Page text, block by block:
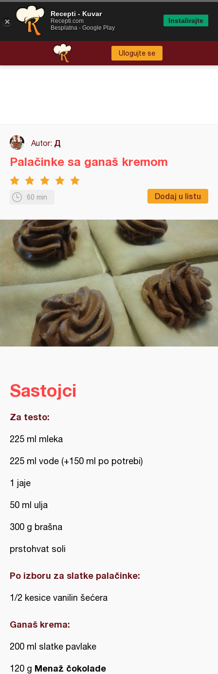
Ulogujte se
Autor: Д
60 min Dodaj u listu
Palačinke sa ganaš kremom
Sastojci
Za testo:
225 ml mleka
225 ml vode (+150 ml po potrebi)
1 jaje
50 ml ulja
300 g brašna
prstohvat soli
Po izboru za slatke palačinke:
1/2 kesice vanilin šećera
Ganaš krema:
200 ml slatke pavlake
120 g Menaž čokolade
Recepti - Kuvar
Recepti.com
Besplatna - Google Play
Instalirajte